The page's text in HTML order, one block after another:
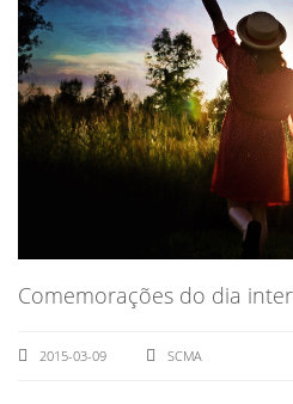
Comemorações do dia
2015-03-09 SCMA